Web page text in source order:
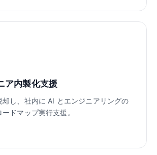
ア内製化支援
却し、社内に AI とエンジニアリングの
ドマップ実行支援。